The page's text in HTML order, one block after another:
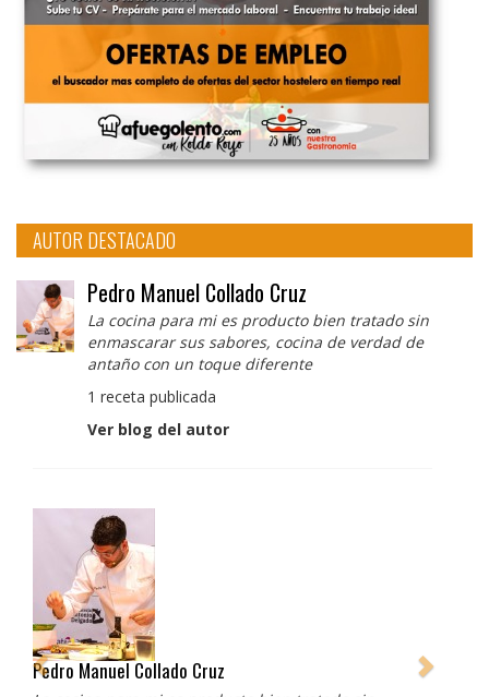
AUTOR DESTACADO
Pedro Manuel Collado Cruz
La cocina para mi es producto bien tratado sin
enmascarar sus sabores, cocina de verdad de
antaño con un toque diferente
1 receta publicada
Ver blog del autor
Pedro Manuel Collado Cruz